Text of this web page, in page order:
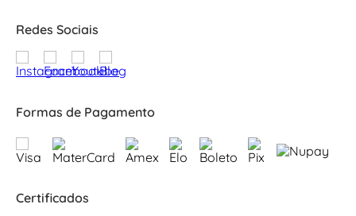
Redes Sociais
Formas de Pagamento
Certificados